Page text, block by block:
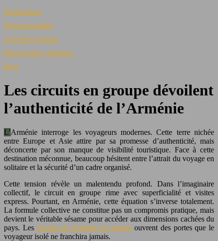
Destinations
Séjours insolites
Activités et loisirs
Découvertes culinaires
Blog
Les circuits en groupe dévoilent
l’authenticité de l’Arménie
L’Arménie interroge les voyageurs modernes. Cette terre nichée
entre Europe et Asie attire par sa promesse d’authenticité, mais
déconcerte par son manque de visibilité touristique. Face à cette
destination méconnue, beaucoup hésitent entre l’attrait du voyage en
solitaire et la sécurité d’un cadre organisé.
Cette tension révèle un malentendu profond. Dans l’imaginaire
collectif, le circuit en groupe rime avec superficialité et visites
express. Pourtant, en Arménie, cette équation s’inverse totalement.
La formule collective ne constitue pas un compromis pratique, mais
devient le véritable sésame pour accéder aux dimensions cachées du
pays. Lescircuits en Arménie en groupeouvrent des portes que le
voyageur isolé ne franchira jamais.